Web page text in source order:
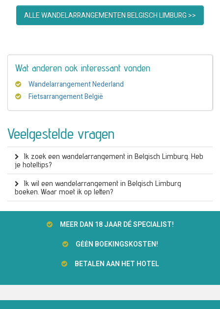
ALLE WANDELARRANGEMENTEN BELGISCH LIMBURG >>
Wat anderen ook interessant vonden
Wandelarrangement Nederland
Fietsarrangement België
Veelgestelde vragen
Ik zoek een wandelarrangement in Belgisch Limburg. Heb
je hoteltips?
Ik wil een wandelarrangement in Belgisch Limburg
boeken. Waar moet ik op letten?
MEER DAN 18 JAAR DÉ SPECIALIST!
GĖĖN BOEKINGSKOSTEN!
BETALEN AAN HET HOTEL